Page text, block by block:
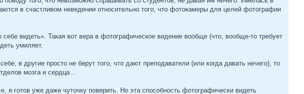
в счастливом неведении относительно того, что фотокамеры для целей фотографии
видеть». Такая вот вера в фотографическое видение вообще (что, вообще-то требует
умиляет.
в другие просто не берут того, что дают преподаватели (или когда давать нечего), то
мозга и сердца…
готов уже даже чуточку поверить. Но эта способность фотографически видеть